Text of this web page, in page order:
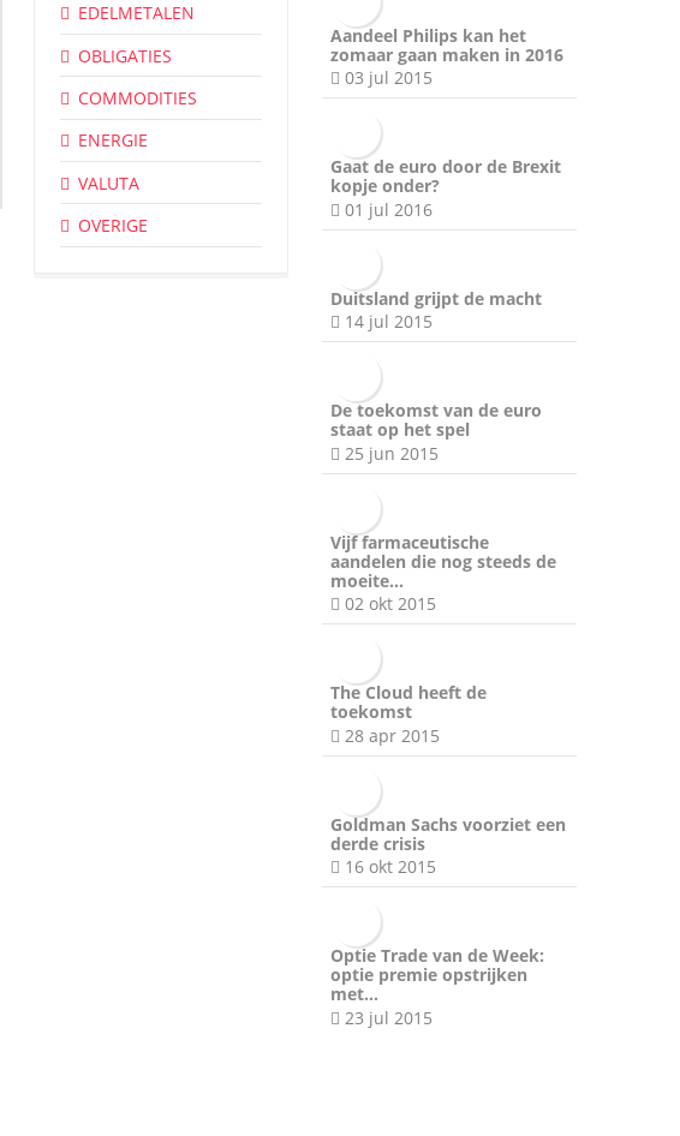
EDELMETALEN
OBLIGATIES
COMMODITIES
ENERGIE
VALUTA
OVERIGE
Aandeel Philips kan het
zomaar gaan maken in 2016
03 jul 2015
Gaat de euro door de Brexit
kopje onder?
01 jul 2016
Duitsland grijpt de macht
14 jul 2015
De toekomst van de euro
staat op het spel
25 jun 2015
Vijf farmaceutische
aandelen die nog steeds de
moeite…
02 okt 2015
The Cloud heeft de
toekomst
28 apr 2015
Goldman Sachs voorziet een
derde crisis
16 okt 2015
Optie Trade van de Week:
optie premie opstrijken
met…
23 jul 2015